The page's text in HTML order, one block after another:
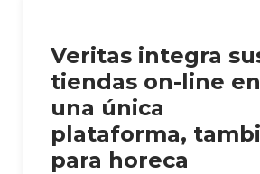
Veritas integra
tiendas on-line en
una única
plataforma,
para horeca